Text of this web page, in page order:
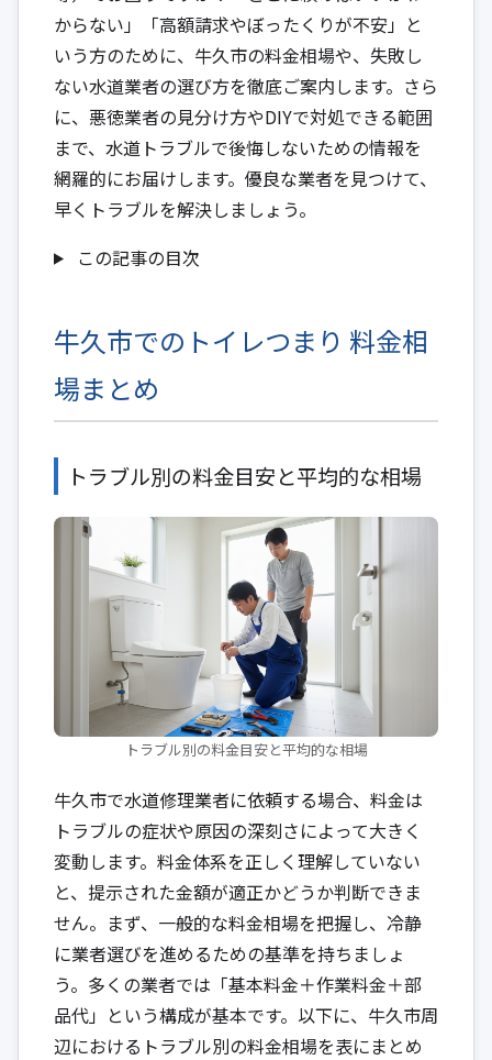
からない」「高額請求やぼったくりが不安」と
いう方のために、牛久市の料金相場や、失敗し
ない水道業者の選び方を徹底ご案内します。さら
に、悪徳業者の見分け方やDIYで対処できる範囲
まで、水道トラブルで後悔しないための情報を
網羅的にお届けします。優良な業者を見つけて、
早くトラブルを解決しましょう。
この記事の目次
牛久市でのトイレつまり 料金相
場まとめ
トラブル別の料金目安と平均的な相場
トラブル別の料金目安と平均的な相場
牛久市で水道修理業者に依頼する場合、料金は
トラブルの症状や原因の深刻さによって大きく
変動します。料金体系を正しく理解していない
と、提示された金額が適正かどうか判断できま
せん。まず、一般的な料金相場を把握し、冷静
に業者選びを進めるための基準を持ちましょ
う。多くの業者では「基本料金＋作業料金＋部
品代」という構成が基本です。以下に、牛久市周
辺におけるトラブル別の料金相場を表にまとめ